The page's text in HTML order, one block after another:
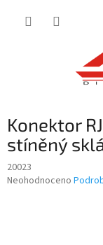
Konektor
stíněný
20023
Průměrné
Neohodnoceno